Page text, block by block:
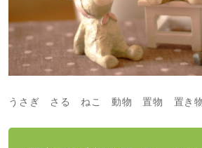
うさぎ さる ねこ 動物 置物 置き